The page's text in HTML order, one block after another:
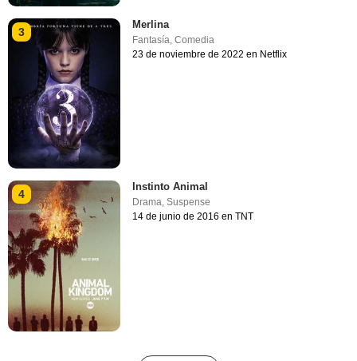
3
Merlina
Fantasía,Comedia
23 de noviembre de 2022 en Netflix
4
Instinto Animal
Drama,Suspense
14 de junio de 2016 en TNT